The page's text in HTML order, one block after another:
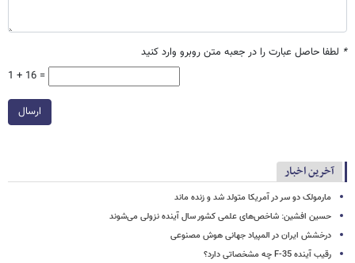
* لطفا حاصل عبارت را در جعبه متن روبرو وارد کنید
1 + 16 =
ارسال
آخرین اخبار
مارمولک دو سر در آمریکا متولد شد و زنده ماند
حسین افشین: شاخص‌های علمی کشور سال آینده نزولی می‌شوند
درخشش ایران در المپیاد جهانی هوش مصنوعی
رقیب آینده F-35 چه مشخصاتی دارد؟